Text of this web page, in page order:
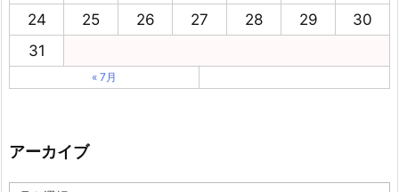
24
25 26 27 28 29
30
31
« 7月
アーカイブ